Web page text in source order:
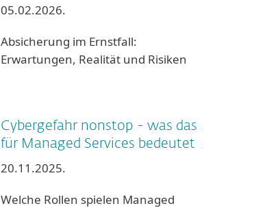
05.02.2026.
Absicherung im Ernstfall:
Erwartungen, Realität und Risiken
Cybergefahr nonstop - was das
für Managed Services bedeutet
20.11.2025.
Welche Rollen spielen Managed